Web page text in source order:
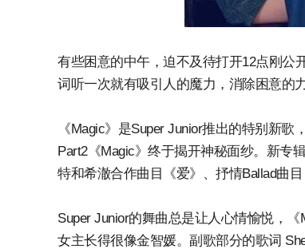
有些困意的中午，迫不及待打开12点刚公
词听一次就有吸引人的魔力，消除困意的
《Magic》是Super Junior推出的特别新
Part2《Magic》终于揭开神秘面纱。新专
特和希澈合作曲目《爱》、抒情Ballad曲
Super Junior的舞曲总是让人心情愉悦，《
女主长得很像金智媛。副歌部分的歌词